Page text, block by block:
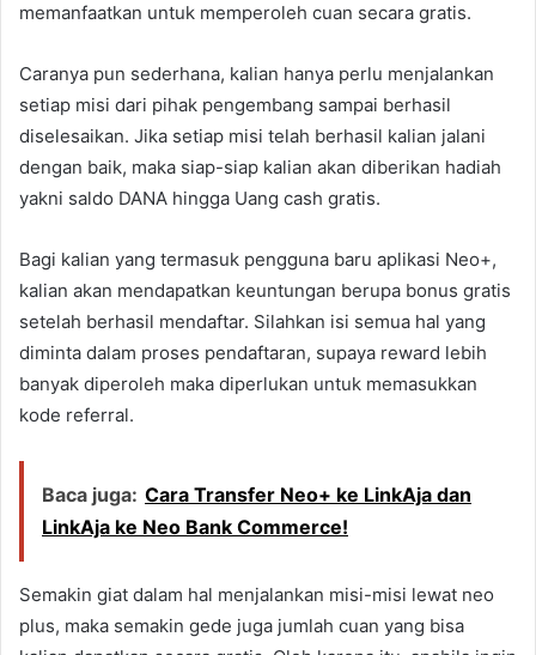
memanfaatkan untuk memperoleh cuan secara gratis.
Caranya pun sederhana, kalian hanya perlu menjalankan
setiap misi dari pihak pengembang sampai berhasil
diselesaikan. Jika setiap misi telah berhasil kalian jalani
dengan baik, maka siap-siap kalian akan diberikan hadiah
yakni saldo DANA hingga Uang cash gratis.
Bagi kalian yang termasuk pengguna baru aplikasi Neo+,
kalian akan mendapatkan keuntungan berupa bonus gratis
setelah berhasil mendaftar. Silahkan isi semua hal yang
diminta dalam proses pendaftaran, supaya reward lebih
banyak diperoleh maka diperlukan untuk memasukkan
kode referral.
Baca juga: Cara Transfer Neo+ ke LinkAja dan
LinkAja ke Neo Bank Commerce!
Semakin giat dalam hal menjalankan misi-misi lewat neo
plus, maka semakin gede juga jumlah cuan yang bisa